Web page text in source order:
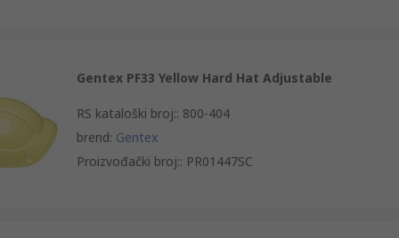
Gentex PF33 Yellow Hard Hat Adjustable
RS kataloški broj:: 800-404
brend: Gentex
Proizvođački broj:: PR01447SC